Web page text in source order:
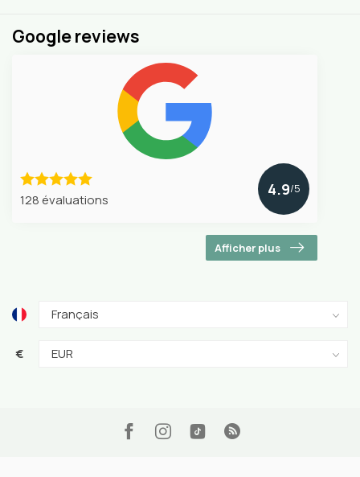
Google reviews
128 évaluations
4.9/5
Afficher plus
€